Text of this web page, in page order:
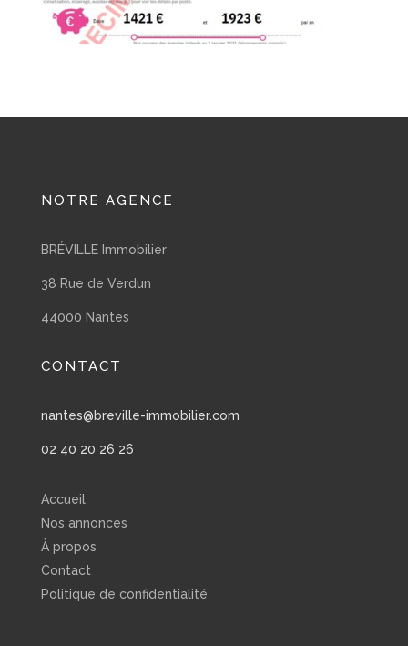
NOTRE AGENCE
BRÉVILLE Immobilier
38 Rue de Verdun
44000 Nantes
CONTACT
nantes@breville-immobilier.com
02 40 20 26 26
Accueil
Nos annonces
À propos
Contact
Politique de confidentialité